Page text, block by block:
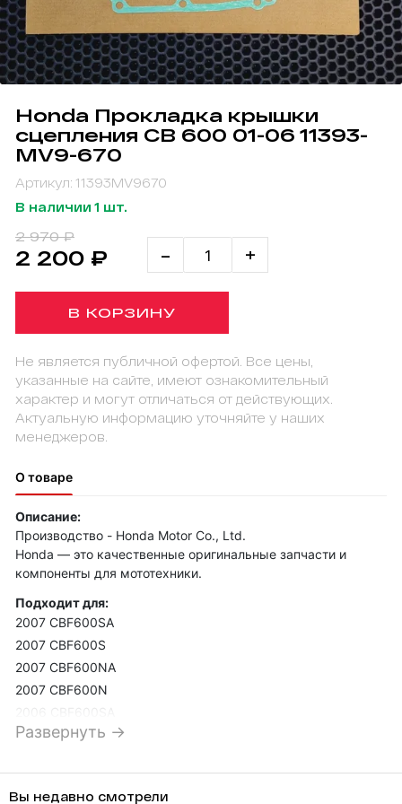
Honda Прокладка крышки
сцепления CB 600 01-06 11393-
MV9-670
Артикул: 11393MV9670
В наличии 1 шт.
2 970 ₽
2 200 ₽ - +
В КОРЗИНУ
Не является публичной офертой. Все цены,
указанные на сайте, имеют ознакомительный
характер и могут отличаться от действующих.
Актуальную информацию уточняйте у наших
менеджеров.
О товаре
Описание:
Производство - Honda Motor Co., Ltd.
Honda — это качественные оригинальные запчасти и
компоненты для мототехники.
Подходит для:
2007 CBF600SA
2007 CBF600S
2007 CBF600NA
2007 CBF600N
2006 CBF600S
Развернуть →
Вы недавно смотрели